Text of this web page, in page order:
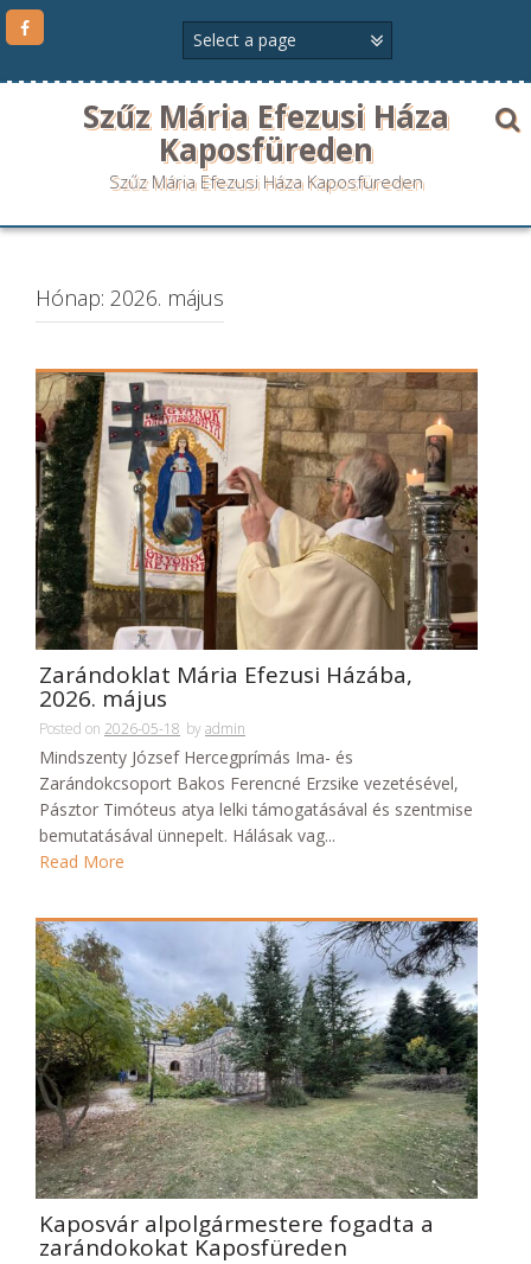
Szűz Mária Efezusi Háza
Kaposfüreden
Szűz Mária Efezusi Háza Kaposfüreden
Hónap: 2026. május
Zarándoklat Mária Efezusi Házába,
2026. május
Posted on 2026-05-18 byadmin
Mindszenty József Hercegprímás Ima- és
Zarándokcsoport Bakos Ferencné Erzsike vezetésével,
Pásztor Timóteus atya lelki támogatásával és szentmise
bemutatásával ünnepelt. Hálásak vag...
Read More
Kaposvár alpolgármestere fogadta a
zarándokokat Kaposfüreden